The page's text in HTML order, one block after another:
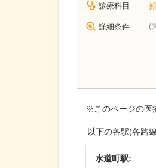
診療科目
詳細条件 (
※このページの医
以下の各駅(各路
水道町駅: